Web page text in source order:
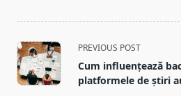
<span
class="nav-
subtitle
PREVIOUS POST
Cum influențează
platformele de știri